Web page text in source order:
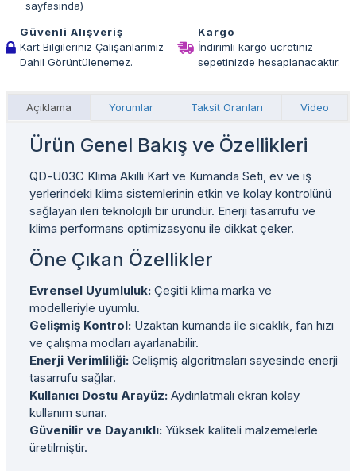
sayfasında)
Güvenli Alışveriş
Kart Bilgileriniz Çalışanlarımız
Dahil Görüntülenemez.
Kargo
İndirimli kargo ücretiniz
sepetinizde hesaplanacaktır.
Açıklama Yorumlar Taksit Oranları Video
Ürün Genel Bakış ve Özellikleri
QD-U03C Klima Akıllı Kart ve Kumanda Seti, ev ve iş
yerlerindeki klima sistemlerinin etkin ve kolay kontrolünü
sağlayan ileri teknolojili bir üründür. Enerji tasarrufu ve
klima performans optimizasyonu ile dikkat çeker.
Öne Çıkan Özellikler
Evrensel Uyumluluk: Çeşitli klima marka ve
modelleriyle uyumlu.
Gelişmiş Kontrol: Uzaktan kumanda ile sıcaklık, fan hızı
ve çalışma modları ayarlanabilir.
Enerji Verimliliği: Gelişmiş algoritmaları sayesinde enerji
tasarrufu sağlar.
Kullanıcı Dostu Arayüz: Aydınlatmalı ekran kolay
kullanım sunar.
Güvenilir ve Dayanıklı: Yüksek kaliteli malzemelerle
üretilmiştir.